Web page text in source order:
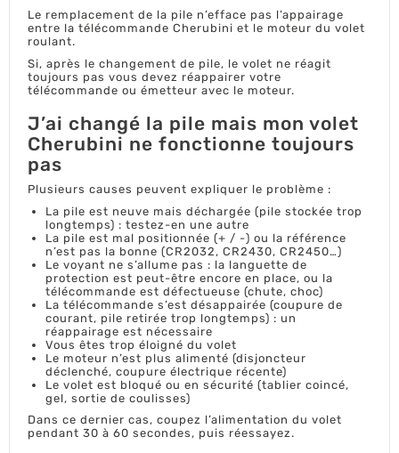
Le remplacement de la pile n’efface pas l’appairage
entre la télécommande Cherubini et le moteur du volet
roulant.
Si, après le changement de pile, le volet ne réagit
toujours pas vous devez réappairer votre
télécommande ou émetteur avec le moteur.
J’ai changé la pile mais mon volet
Cherubini ne fonctionne toujours
pas
Plusieurs causes peuvent expliquer le problème :
La pile est neuve mais déchargée (pile stockée trop
longtemps) : testez-en une autre
La pile est mal positionnée (+ / -) ou la référence
n’est pas la bonne (CR2032, CR2430, CR2450…)
Le voyant ne s’allume pas : la languette de
protection est peut-être encore en place, ou la
télécommande est défectueuse (chute, choc)
La télécommande s’est désappairée (coupure de
courant, pile retirée trop longtemps) : un
réappairage est nécessaire
Vous êtes trop éloigné du volet
Le moteur n’est plus alimenté (disjoncteur
déclenché, coupure électrique récente)
Le volet est bloqué ou en sécurité (tablier coincé,
gel, sortie de coulisses)
Dans ce dernier cas, coupez l’alimentation du volet
pendant 30 à 60 secondes, puis réessayez.